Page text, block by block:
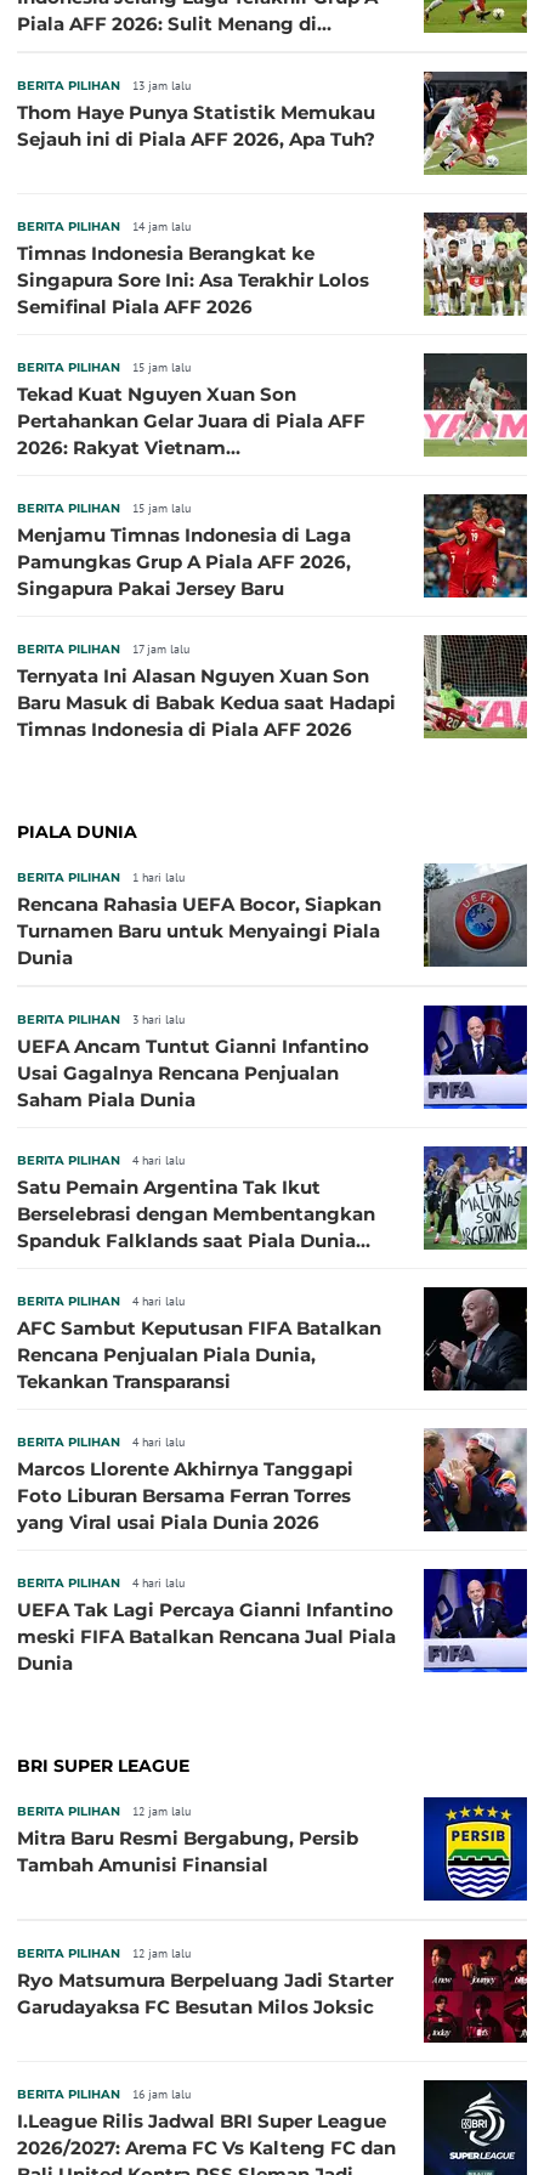
Piala AFF 2026: Sulit Menang di
BERITA PILIHAN 13 jam lalu
Thom Haye Punya Statistik Memukau
Sejauh ini di Piala AFF 2026, Apa Tuh?
BERITA PILIHAN 14 jam lalu
Timnas Indonesia Berangkat ke
Singapura Sore Ini: Asa Terakhir Lolos
Semifinal Piala AFF 2026
BERITA PILIHAN 15 jam lalu
Tekad Kuat Nguyen Xuan Son
Pertahankan Gelar Juara di Piala AFF
2026: Rakyat Vietnam
BERITA PILIHAN 15 jam lalu
Menjamu Timnas Indonesia di Laga
Pamungkas Grup A Piala AFF 2026,
Singapura Pakai Jersey Baru
BERITA PILIHAN 17 jam lalu
Ternyata Ini Alasan Nguyen Xuan Son
Baru Masuk di Babak Kedua saat Hadapi
Timnas Indonesia di Piala AFF 2026
PIALA DUNIA
BERITA PILIHAN 1 hari lalu
Rencana Rahasia UEFA Bocor, Siapkan
Turnamen Baru untuk Menyaingi Piala
Dunia
BERITA PILIHAN 3 hari lalu
UEFA Ancam Tuntut Gianni Infantino
Usai Gagalnya Rencana Penjualan
Saham Piala Dunia
BERITA PILIHAN 4 hari lalu
Satu Pemain Argentina Tak Ikut
Berselebrasi dengan Membentangkan
Spanduk Falklands saat Piala Dunia
BERITA PILIHAN 4 hari lalu
AFC Sambut Keputusan FIFA Batalkan
Rencana Penjualan Piala Dunia,
Tekankan Transparansi
BERITA PILIHAN 4 hari lalu
Marcos Llorente Akhirnya Tanggapi
Foto Liburan Bersama Ferran Torres
yang Viral usai Piala Dunia 2026
BERITA PILIHAN 4 hari lalu
UEFA Tak Lagi Percaya Gianni Infantino
meski FIFA Batalkan Rencana Jual Piala
Dunia
BRI SUPER LEAGUE
BERITA PILIHAN 12 jam lalu
Mitra Baru Resmi Bergabung, Persib
Tambah Amunisi Finansial
BERITA PILIHAN 12 jam lalu
Ryo Matsumura Berpeluang Jadi Starter
Garudayaksa FC Besutan Milos Joksic
BERITA PILIHAN 16 jam lalu
I.League Rilis Jadwal BRI Super League
2026/2027: Arema FC Vs Kalteng FC dan